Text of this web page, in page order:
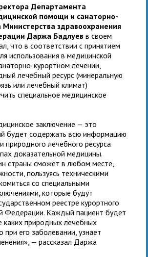
Департамента
помощи и санаторно-
Министерства здравоохранения
Даржа Бадлуев в своем
что в соответствии с принятием
использования в медицинской
курортном лечении,
лечебный ресурс (минеральную
или лечебный климат)
специальное медицинское
заключение — это
будет содержать всю информацию
природного лечебного ресурса
доказательной медицины.
страны сможет в любом месте,
пользуясь техническими
со специальными
которые будут
реестре курортного
Федерации. Каждый пациент будет
каких природных лечебных
при его заболевании, узнает
— рассказал Даржа